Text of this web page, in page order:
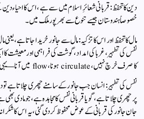
دین کا تحفظ: قربانی شعائرِ اسلام میں سے ہے، اس کا احیاء
خصوصاً ہندوستان جیسے تنوع سے بھرپور ملک میں۔
مال کا تحفظ اور اس کا تزکیہ: مال سے جانور خریدا جاتا ہے،
نفس کی تطہیر، غربا کی امداد، گوشت کی فراہمی اور معیشت کا
کا صرف خرچ نہیں، circulate ہونا، flow میں آنا — یہی اسلامی معاشیات کی روح ہے۔
نفس کی تطہیر: انسان جب جانور کے سامنے چھری چلاتا ہے تو
پر چھری چلاتا ہے، گویا قربانی نفس کا مجاہدہ ہے، جو مادی
جان جانور کی قربانی کے عوض محفوظ کردی گئی، یہ اس کا